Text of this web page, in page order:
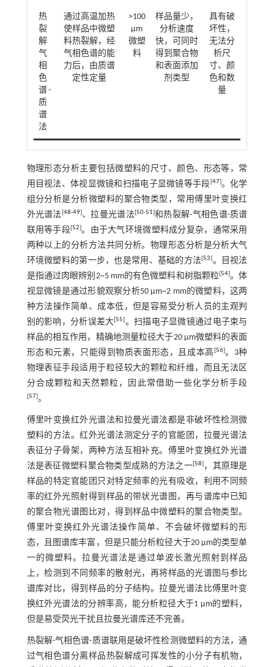
热
裂
解
气
相
色
谱-
质
谱
法
通过高温加热
使样品中微塑
料热裂解，经
气相色谱的能
力后，由质谱
定性定量
>100
µm
微塑
料
样品量少，
分析速度
快，可同时
得到聚合物
和表面添加
剂类型
具有破
坏性，
无法分
析尺
寸、颜
色和数
量
物理形态分析主要包括微塑料的尺寸、颜色、形态等，常
用目视法、体视显微镜和扫描电子显微镜等手段[47]。化学
组分分析是分析微塑料的聚合物类型，常用傅里叶变换红
外光谱法[48-49]、拉曼光谱法[50-51]和热裂解-气相色谱-质谱
联用等手段[52]。由于大气环境微塑料成分复杂，通常采用
两种以上的分析方法共同分析。物理形态分析是分析大气
环境微塑料的第一步，也是常用、基础的方法[53]。目视法
是指通过肉眼辨别2~5 mm的有色微塑料和树脂颗粒[54]。体
视显微镜是通过形貌观察分析50 µm~2 mm的微塑料，这两
种方法操作简单、成本低，但是容易受分析人员的主观判
别的影响，分析误差大[55]。扫描电子显微镜通过电子束与
样品的相互作用，精确地测量粒径大于20 µm微塑料的表面
形态和元素，只能得到物质表面形态，且成本高 [56]。3种
物理表征手段适用于粒径较大的颗粒和纤维，而且无法区
分合成颗粒和天然颗粒，因此常借助一些化学分析手段
[57]。
傅里叶变换红外光谱法和拉曼光谱法都是非破坏性检测微
塑料的方法。红外光谱法测定分子的官能团，拉曼光谱法
表征分子骨架，两种方法互相补充。傅里叶变换红外光谱
法是表征微塑料聚合物类型成熟的方法之一[58]，其原理是
样品的特定官能团只对特定频率的光有吸收，利用不同频
率的红外光照射得到样品的带状光谱图，再与谱库中已知
的聚合物光谱图比对，得到样品中微塑料的聚合物类型。
傅里叶变换红外光谱法操作简单、不会破坏微塑料的形
态，且图谱库丰富，但是只能分析粒径大于20 µm的类型单
一的微塑料。拉曼光谱法是通过单波长激光照射到样品
上，检测到不同频率的散射光，再将样品的光谱图与参比
谱库对比，得到样品的分子结构。拉曼光谱法比傅里叶变
换红外光谱法的分辨率高，能分析粒径大于1 µm的塑料，
但是易受荧光干扰且拉曼光谱库还不完善。
热裂解-气相色谱-质谱联用是破坏性检测微塑料的方法，通
过气相色谱分离样品热裂解成可挥发性的小分子有机物，